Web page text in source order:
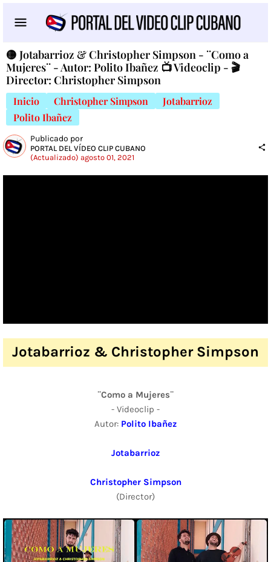
🟡 Jotabarrioz & Christopher Simpson - ¨Como a
Mujeres¨ - Autor: Polito Ibañez 📺 Videoclip - 🎬
Director: Christopher Simpson
Inicio Christopher Simpson
Jotabarrioz
Polito Ibañez
Publicado por
PORTAL DEL VÍDEO CLIP CUBANO
(Actualizado) agosto 01, 2021
Jotabarrioz & Christopher Simpson
¨Como a Mujeres¨
- Videoclip -
Autor: Polito Ibañez
Jotabarrioz
Christopher Simpson
(Director)